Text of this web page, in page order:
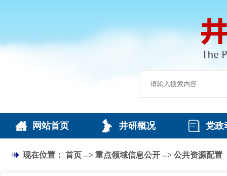
网站首页 井研概况 党政
现在位置： 首页 --> 重点领域信息公开 --> 公共资源配置